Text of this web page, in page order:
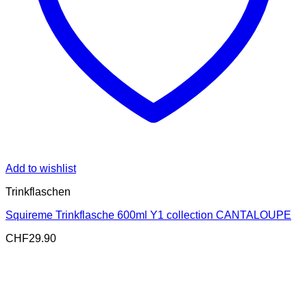
Add to wishlist
Trinkflaschen
Squireme Trinkflasche 600ml Y1 collection CANTALOUPE
CHF29.90